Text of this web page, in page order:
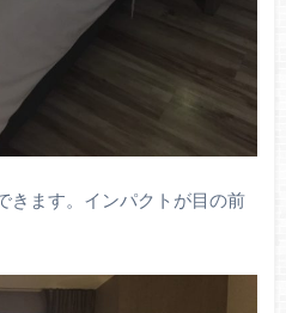
きます。インパクトが目の前